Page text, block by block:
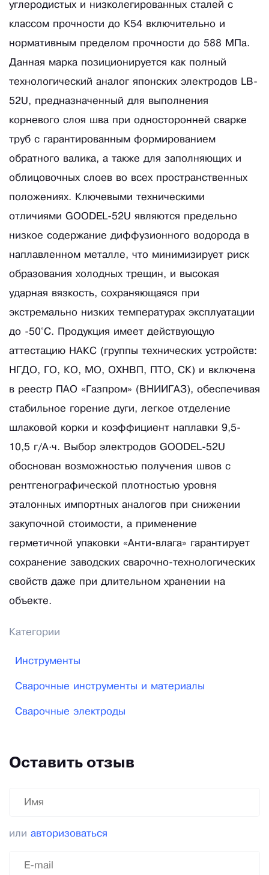
углеродистых и низколегированных сталей с
классом прочности до К54 включительно и
нормативным пределом прочности до 588 МПа.
Данная марка позиционируется как полный
технологический аналог японских электродов LB-
52U, предназначенный для выполнения
корневого слоя шва при односторонней сварке
труб с гарантированным формированием
обратного валика, а также для заполняющих и
облицовочных слоев во всех пространственных
положениях. Ключевыми техническими
отличиями GOODEL-52U являются предельно
низкое содержание диффузионного водорода в
наплавленном металле, что минимизирует риск
образования холодных трещин, и высокая
ударная вязкость, сохраняющаяся при
экстремально низких температурах эксплуатации
до -50°C. Продукция имеет действующую
аттестацию НАКС (группы технических устройств:
НГДО, ГО, КО, МО, ОХНВП, ПТО, СК) и включена
в реестр ПАО «Газпром» (ВНИИГАЗ), обеспечивая
стабильное горение дуги, легкое отделение
шлаковой корки и коэффициент наплавки 9,5-
10,5 г/А·ч. Выбор электродов GOODEL-52U
обоснован возможностью получения швов с
рентгенографической плотностью уровня
эталонных импортных аналогов при снижении
закупочной стоимости, а применение
герметичной упаковки «Анти-влага» гарантирует
сохранение заводских сварочно-технологических
свойств даже при длительном хранении на
объекте.
Категории
Инструменты
Сварочные инструменты и материалы
Сварочные электроды
Оставить отзыв
или авторизоваться